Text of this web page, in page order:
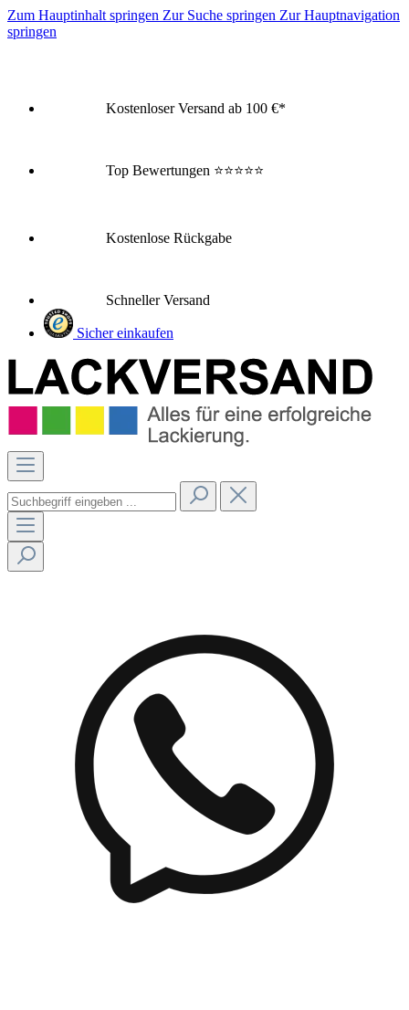
Zum Hauptinhalt springen Zur Suche springen Zur Hauptnavigation
springen
Kostenloser Versand ab 100 €*
Top Bewertungen ⭐⭐⭐⭐⭐
Kostenlose Rückgabe
Schneller Versand
Sicher einkaufen